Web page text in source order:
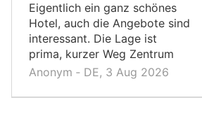
Eigentlich ein ganz schönes
Hotel, auch die Angebote sind
interessant. Die Lage ist
prima, kurzer Weg Zentrum
Anonym ‐ DE, 3 Aug 2026